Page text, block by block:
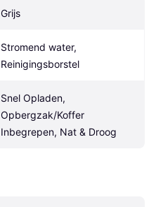
Grijs
Stromend water,
Reinigingsborstel
Snel Opladen,
Opbergzak/Koffer
Inbegrepen, Nat & Droog